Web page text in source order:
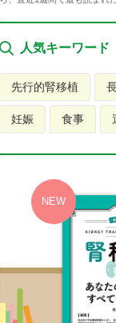
人気キーワード
先行的腎移植
妊娠 食事